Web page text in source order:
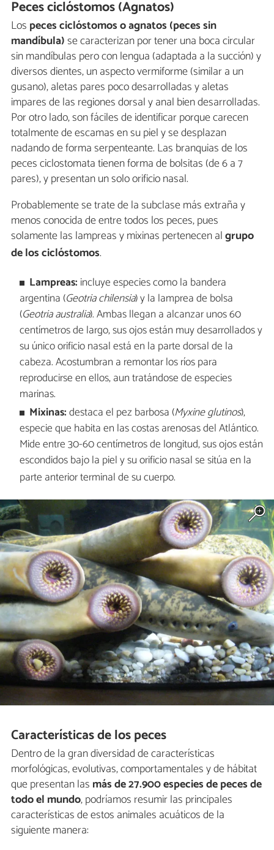
Peces ciclóstomos (Agnatos)
Los peces ciclóstomos o agnatos (peces sin
mandíbula)se caracterizan por tener una boca circular
sin mandíbulas pero con lengua (adaptada a la succión) y
diversos dientes, un aspecto vermiforme (similar a un
gusano), aletas pares poco desarrolladas y aletas
impares de las regiones dorsal y anal bien desarrolladas.
Por otro lado, son fáciles de identificar porque carecen
totalmente de escamas en su piel y se desplazan
nadando de forma serpenteante. Las branquias de los
peces ciclostomata tienen forma de bolsitas (de 6 a 7
pares), y presentan un solo orificio nasal.
Probablemente se trate de la subclase más extraña y
menos conocida de entre todos los peces, pues
solamente las lampreas y mixinas pertenecen algrupo
de los ciclóstomos.
Lampreas: incluye especies como la bandera
argentina (Geotria chilensia) y la lamprea de bolsa
(Geotria australia). Ambas llegan a alcanzar unos 60
centímetros de largo, sus ojos están muy desarrollados y
su único orificio nasal está en la parte dorsal de la
cabeza. Acostumbran a remontar los ríos para
reproducirse en ellos, aun tratándose de especies
marinas.
Mixinas:destaca el pez barbosa (Myxine glutinos),
especie que habita en las costas arenosas del Atlántico.
Mide entre 30-60 centímetros de longitud, sus ojos están
escondidos bajo la piel y su orificio nasal se sitúa en la
parte anterior terminal de su cuerpo.
Características de los peces
Dentro de la gran diversidad de características
morfológicas, evolutivas, comportamentales y de hábitat
que presentan las más de 27.900 especies de peces de
todo el mundo, podríamos resumir las principales
características de estos animales acuáticos de la
siguiente manera: